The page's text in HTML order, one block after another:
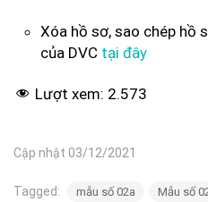
Xóa hồ sơ, sao chép hồ
của DVC tại đây
Lượt xem: 2.573
Cập nhật 03/12/2021
Tagged: mẫu số 02a
Mẫu số